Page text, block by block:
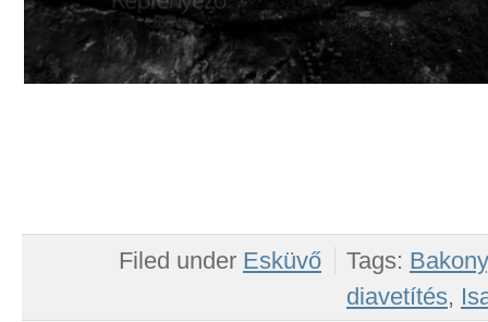
Filed under Esküvő Tags: Bakony
diavetítés,